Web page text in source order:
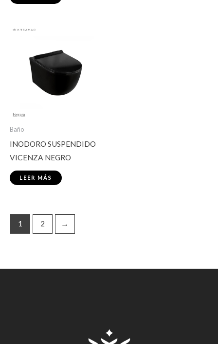
Baño
INODORO SUSPENDIDO
VICENZA NEGRO
LEER MÁS
1 2 →